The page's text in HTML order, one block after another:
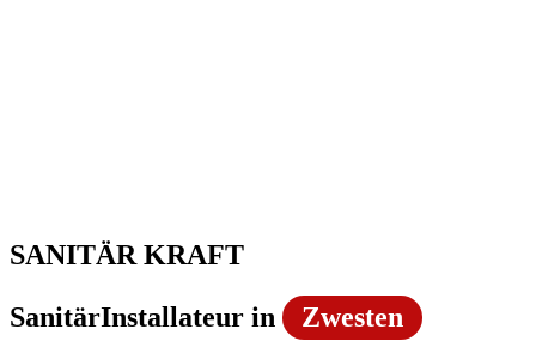
SANITÄR KRAFT
SanitärInstallateur in
Zwesten